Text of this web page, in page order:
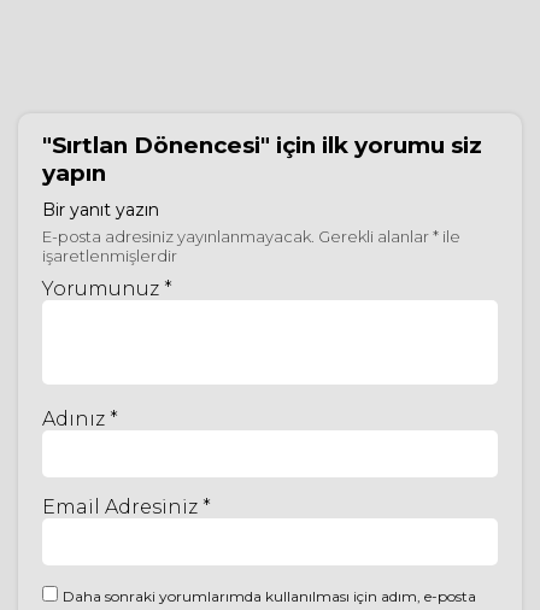
"Sırtlan Dönencesi" için ilk yorumu siz
yapın
Bir yanıt yazın
E-posta adresiniz yayınlanmayacak. Gerekli alanlar* ile
işaretlenmişlerdir
Yorumunuz *
Adınız *
Email Adresiniz *
Daha sonraki yorumlarımda kullanılması için adım, e-posta